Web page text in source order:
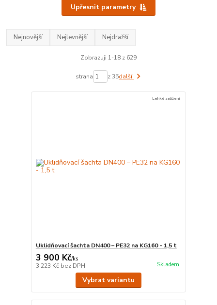
Upřesnit parametry
Nejnovější Nejlevnější Nejdražší
Zobrazuji 1-18 z 629
strana z 35další
Lehké zatížení
Uklidňovací šachta DN400 – PE32 na KG160 - 1,5 t
3 900 Kč/ks
3 223 Kč bez DPH Skladem
Vybrat variantu